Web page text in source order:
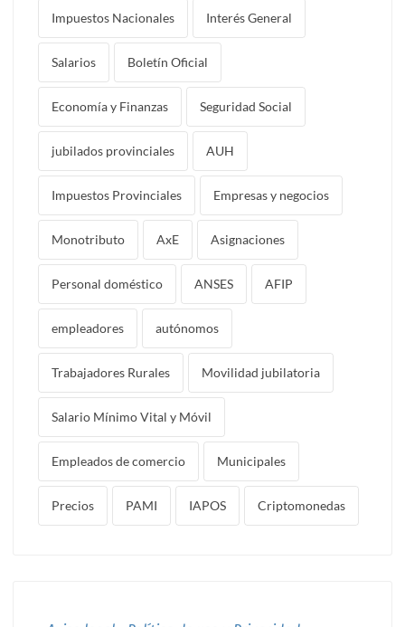
Impuestos Nacionales Interés General
Salarios Boletín Oficial
Economía y Finanzas Seguridad Social
jubilados provinciales AUH
Impuestos Provinciales Empresas y negocios
Monotributo AxE Asignaciones
Personal doméstico ANSES AFIP
empleadores autónomos
Trabajadores Rurales Movilidad jubilatoria
Salario Mínimo Vital y Móvil
Empleados de comercio Municipales
Precios PAMI IAPOS Criptomonedas